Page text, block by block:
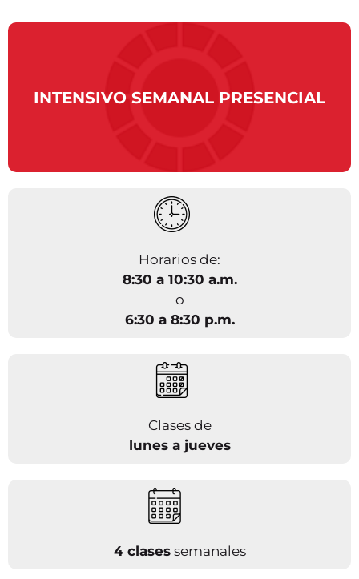
INTENSIVO SEMANAL PRESENCIAL
Horarios de:
8:30 a 10:30 a.m.
o
6:30 a 8:30 p.m.
Clases de
lunes a jueves
4 clasessemanales